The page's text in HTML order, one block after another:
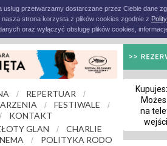
usług przetwarzamy dostarczane przez Ciebie dane
strona korzysta z plików cookies zgodnie z
oraz wyłączyć obsługę plików cookies,
/ REPERTUAR /
/ FESTIWALE /
/
KONTAKT
GLAN /
CHARLIE
/ POLITYKA RODO
na